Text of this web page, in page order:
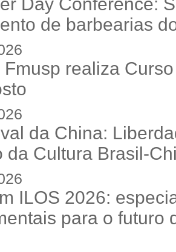
de barbearias
Fmusp realiza
da China:
da Cultura Brasil-
ILOS 2026:
para o futuro